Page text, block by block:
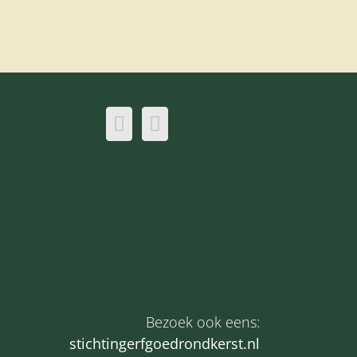
Bezoek ook eens:
stichtingerfgoedrondkerst.nl